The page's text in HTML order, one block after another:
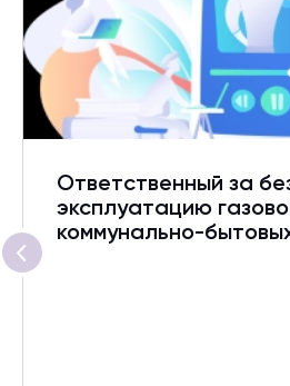
Ответственный за
эксплуатацию
коммунально-